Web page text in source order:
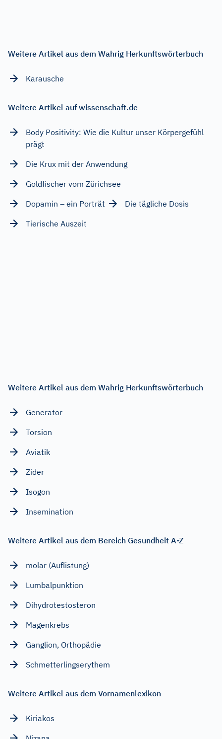
Weitere Artikel aus dem Wahrig Herkunftswörterbuch
Karausche
Weitere Artikel auf wissenschaft.de
Body Positivity: Wie die Kultur unser Körpergefühl
prägt
Die Krux mit der Anwendung
Goldfischer vom Zürichsee
Dopamin – ein Porträt
Die tägliche Dosis
Tierische Auszeit
Weitere Artikel aus dem Wahrig Herkunftswörterbuch
Generator
Torsion
Aviatik
Zider
Isogon
Insemination
Weitere Artikel aus dem Bereich Gesundheit A-Z
molar (Auflistung)
Lumbalpunktion
Dihydrotestosteron
Magenkrebs
Ganglion, Orthopädie
Schmetterlingserythem
Weitere Artikel aus dem Vornamenlexikon
Kiriakos